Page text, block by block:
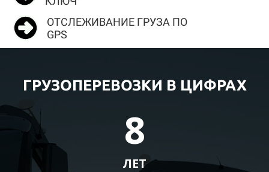
ОТСЛЕЖИВАНИЕ ГРУЗА ПО
GPS
ГРУЗОПЕРЕВОЗКИ В ЦИФРАХ
8
ЛЕТ